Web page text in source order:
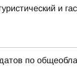
и
по